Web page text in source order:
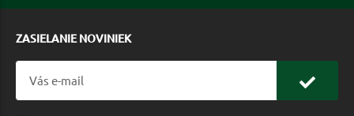
ZASIELANIE NOVINIEK